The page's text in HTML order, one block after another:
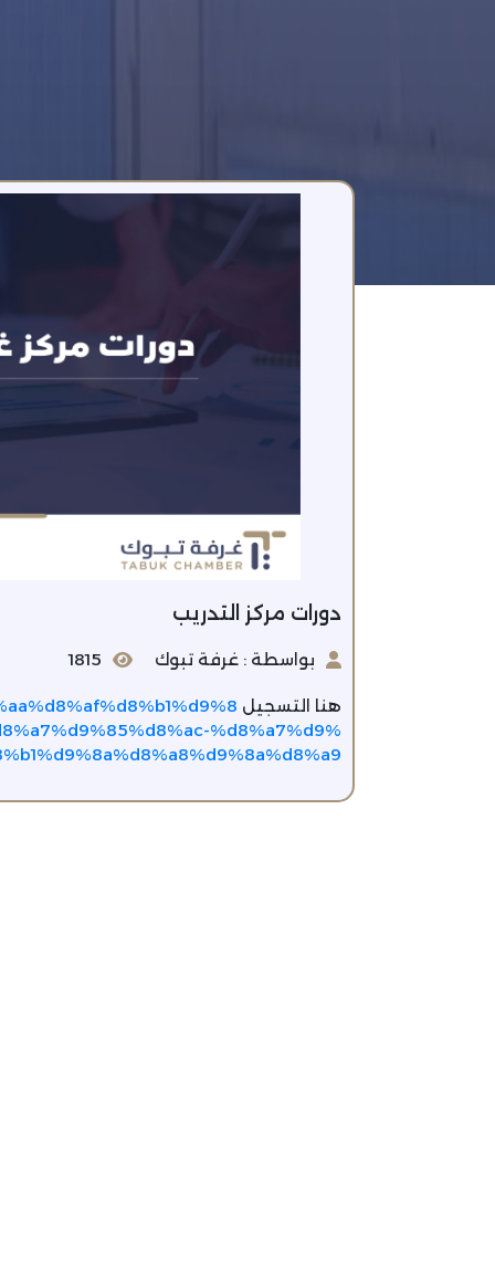
دورات مركز التدريب
بواسطة : غرفة تبوك 1815
هنا التسجيل
%d8%a7%d9%